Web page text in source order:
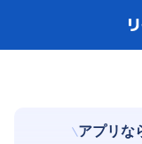
アプリな